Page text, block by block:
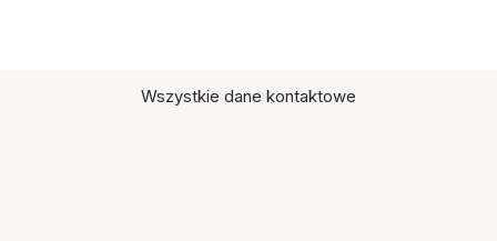
Wszystkie dane kontaktowe